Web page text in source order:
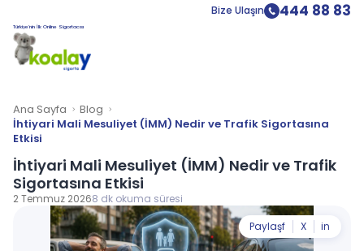
Bize Ulaşın 444 88 83
Türkiye’nin İlk Online Sigortacısı
Ana Sayfa
Blog
İhtiyari Mali Mesuliyet (İMM) Nedir ve Trafik Sigortasına
Etkisi
İhtiyari Mali Mesuliyet (İMM) Nedir ve Trafik
Sigortasına Etkisi
2 Temmuz 20268 dk okuma süresi
Paylaşf X in